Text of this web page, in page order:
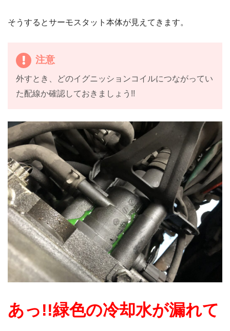
そうするとサーモスタット本体が見えてきます。
注意
外すとき、どのイグニッションコイルにつながってい
た配線か確認しておきましょう!!
あっ!!緑色の冷却水が漏れて